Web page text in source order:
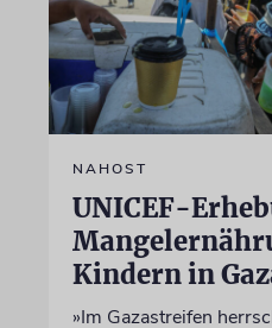
NAHOST
UNICEF-
Kindern in
»Im Gazastreifen